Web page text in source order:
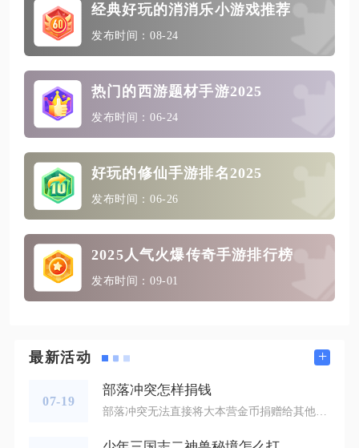
经典好玩的消消乐小游戏推荐
发布时间：08-24
热门的西游题材手游2025
发布时间：06-24
好玩的修仙手游排名2025
发布时间：06-26
2025人气火爆传奇手游排行榜
发布时间：09-01
最新活动 +
07-19
部落冲突怎样捐钱
部落冲突无法直接将大本营金币捐赠给其他部落成员，游戏不存在玩家之间互相转账金币的功能，容易混淆的资本金币仅能用于部落都城公共建筑升级。很多新手玩家刚加入部落时，都希望把富余金币分给低本成员加快发育，但受游戏底层规则限制，金币、圣水、暗黑重油三类基础资源均不支持玩家点对点捐赠，任何声称可以直接转移资源的渠道都存在风险，需要主动规避。不少玩家会把部落都城资本金币和村庄金币弄混，两者是完全独立的资源。资本金币可以投入部落都城的各类建筑升级项目，进入都城界面选定待修建的建筑后点击贡献